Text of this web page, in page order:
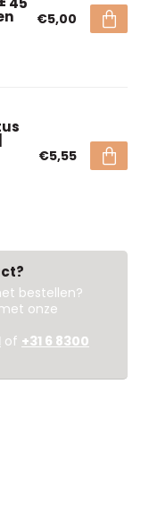
€5,00
€5,55
bestellen?
onze
of +31 6 8300